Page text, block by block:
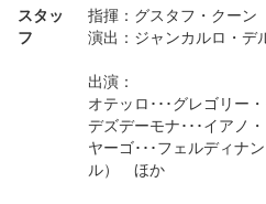
スタッ
フ
指揮：グスタフ・クーン
演出：ジャンカルロ・デ
出演：
オテッロ･･･グレゴリー
デズデーモナ･･･イアノ
ヤーゴ･･･フェルディナ
ル） ほか